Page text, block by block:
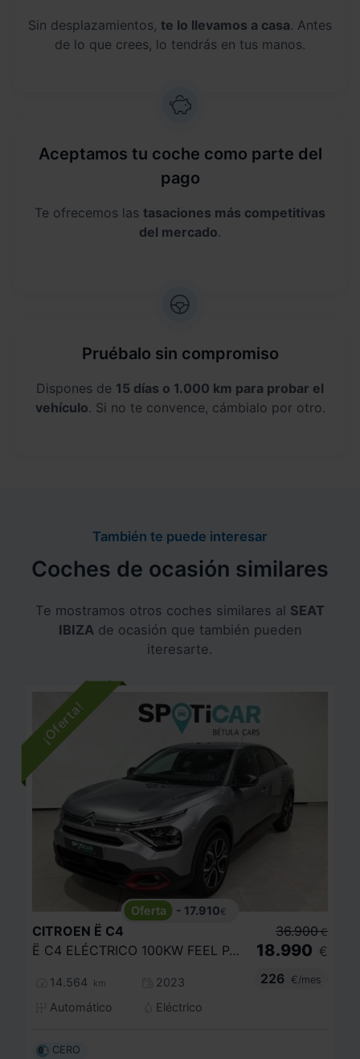
Sin desplazamientos, te lo llevamos a casa. Antes
de lo que crees, lo tendrás en tus manos.
Aceptamos tu coche como parte del
pago
Te ofrecemos las tasaciones más competitivas
del mercado.
Pruébalo sin compromiso
Dispones de 15 días o 1.000 km para probar el
vehículo. Si no te convence, cámbialo por otro.
También te puede interesar
Coches de ocasión similares
Te mostramos otros coches similares al SEAT
IBIZA de ocasión que también pueden
iteresarte.
- 17.910€
CITROEN Ë C4
Ë C4 ELÉCTRICO 100KW FEEL PACK
14.564 km
2023
Automático
Eléctrico
36.900 €
18.990 €
226
€/mes
CERO